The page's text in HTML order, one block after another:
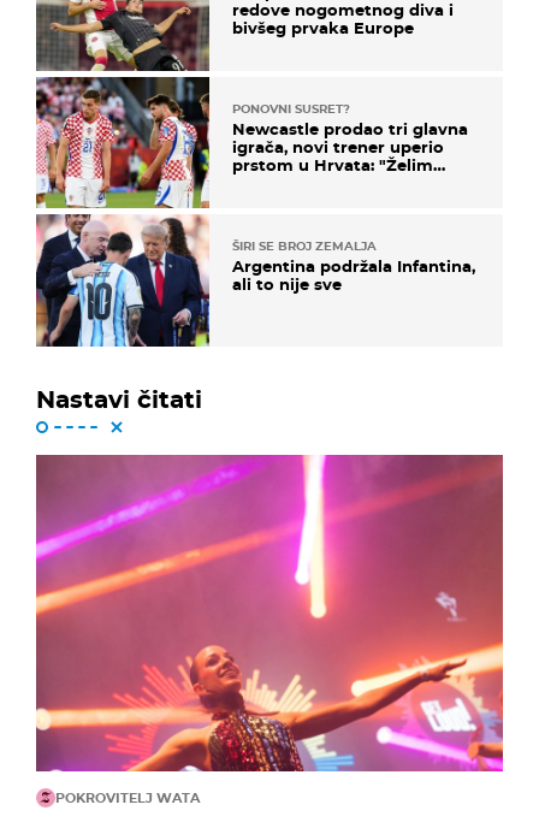
redove nogometnog diva i
bivšeg prvaka Europe
PONOVNI SUSRET?
Newcastle prodao tri glavna
igrača, novi trener uperio
prstom u Hrvata: "Želim
ŠIRI SE BROJ ZEMALJA
Argentina podržala Infantina,
ali to nije sve
Nastavi čitati
POKROVITELJ WATA